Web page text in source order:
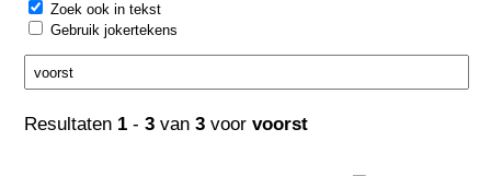
Zoek ook in tekst
Gebruik jokertekens
Resultaten 1 -3 van3 voorvoorst